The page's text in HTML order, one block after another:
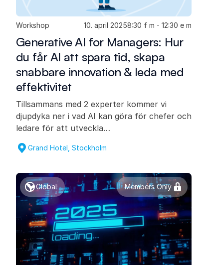
Workshop 10. april 20258:30 f m - 12:30 e m
Generative AI for Managers: Hur
du får AI att spara tid, skapa
snabbare innovation & leda med
effektivitet
Tillsammans med 2 experter kommer vi
djupdyka ner i vad AI kan göra för chefer och
ledare för att utveckla…
Grand Hotel, Stockholm
Global Members Only